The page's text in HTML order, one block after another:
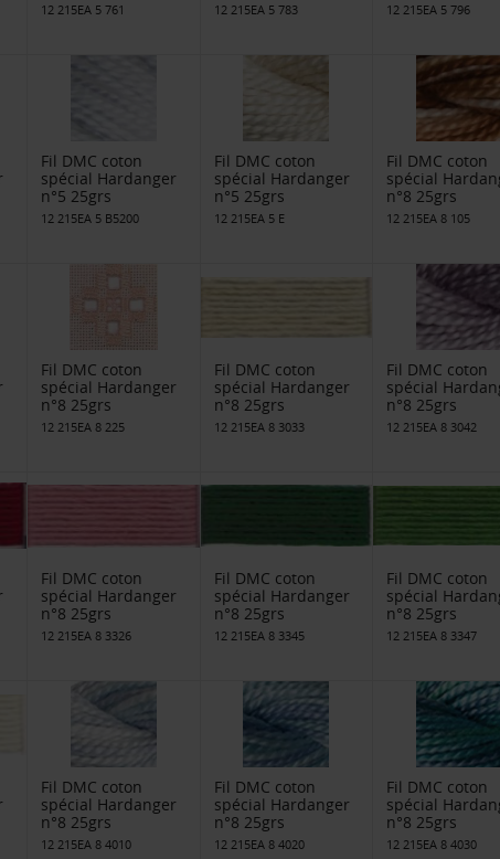
12 215EA 5 761 12 215EA 5 783 12 215EA 5 796
Fil DMC coton
spécial Hardanger
n°5 25grs
12 215EA 5 B5200
Fil DMC coton
spécial Hardanger
n°5 25grs
12 215EA 5 E
Fil DMC coton
spécial
n°8 25grs
12 215EA 8 105
Fil DMC coton
spécial Hardanger
n°8 25grs
12 215EA 8 225
Fil DMC coton
spécial Hardanger
n°8 25grs
12 215EA 8 3033
Fil DMC coton
spécial
n°8 25grs
12 215EA 8 3042
Fil DMC coton
spécial Hardanger
n°8 25grs
12 215EA 8 3326
Fil DMC coton
spécial Hardanger
n°8 25grs
12 215EA 8 3345
Fil DMC coton
spécial
n°8 25grs
12 215EA 8 3347
Fil DMC coton
spécial Hardanger
n°8 25grs
12 215EA 8 4010
Fil DMC coton
spécial Hardanger
n°8 25grs
12 215EA 8 4020
Fil DMC coton
spécial
n°8 25grs
12 215EA 8 4030